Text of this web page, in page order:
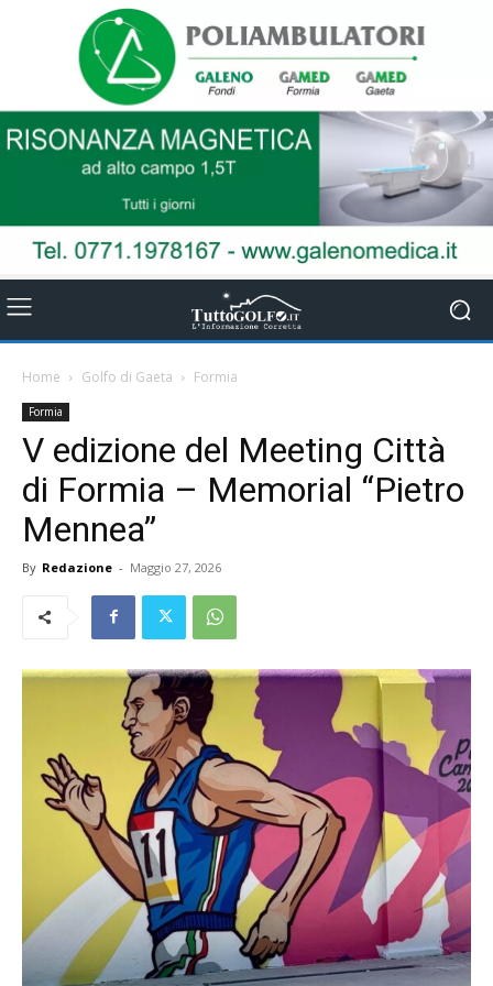
Home Golfo di Gaeta Formia
Formia
V edizione del Meeting Città
di Formia – Memorial “Pietro
Mennea”
By Redazione - Maggio 27, 2026